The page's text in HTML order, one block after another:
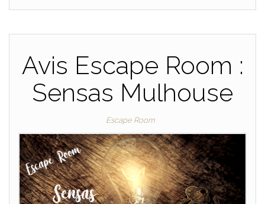
Avis Escape Room :
Sensas Mulhouse
Escape Room